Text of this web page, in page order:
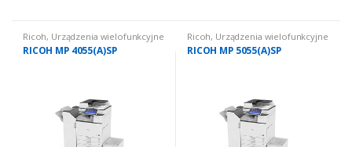
Ricoh, Urządzenia wielofunkcyjne
używane ,Urządzenia
wielofunkcyjne używane: czarno
RICOH MP 4055(A)SP
Ricoh, Urządzenia wielofunkcyjne
używane ,Urządzenia
wielofunkcyjne używane: czarno
RICOH MP 5055(A)SP